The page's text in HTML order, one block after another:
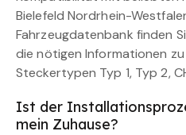
Bielefeld Nordrhein-
Fahrzeugdatenbank finden
die nötigen Informationen
Steckertypen Typ 1, Typ 2,
Ist der
mein Zuhause?